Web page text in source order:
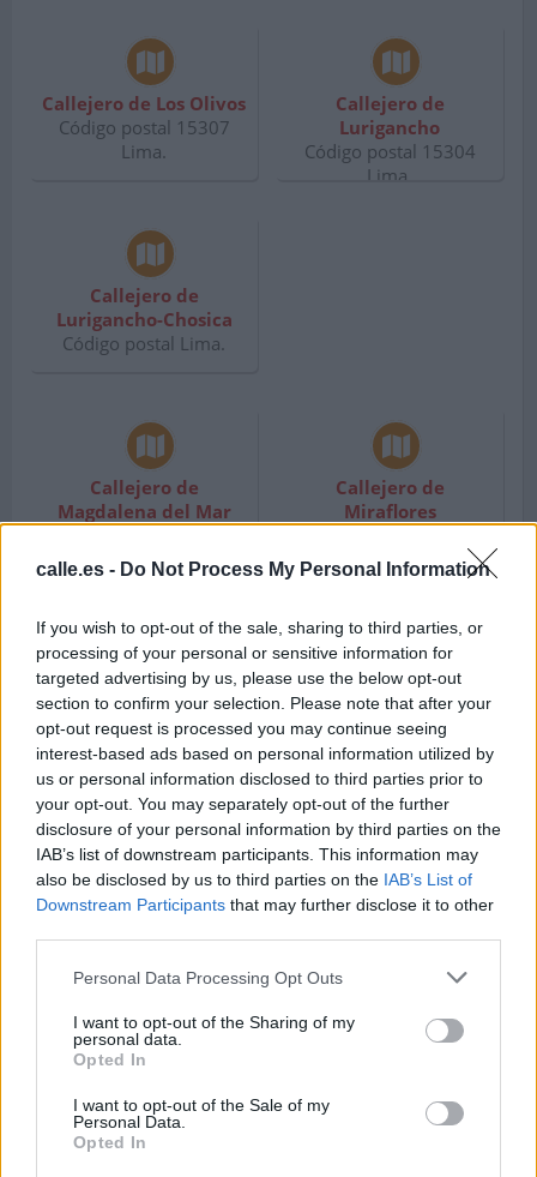
calle.es - Do Not Process My Personal Information
If you wish to opt-out of the sale, sharing to third parties, or
processing of your personal or sensitive information for
targeted advertising by us, please use the below opt-out
section to confirm your selection. Please note that after your
opt-out request is processed you may continue seeing
interest-based ads based on personal information utilized by
us or personal information disclosed to third parties prior to
your opt-out. You may separately opt-out of the further
disclosure of your personal information by third parties on the
IAB’s list of downstream participants. This information may
also be disclosed by us to third parties on the IAB’s List of
Downstream Participants that may further disclose it to other
Personal Data Processing Opt Outs
I want to opt-out of the Sharing of my
personal data.
Opted In
I want to opt-out of the Sale of my
Personal Data.
Opted In
Callejero de Los Olivos
Código postal 15307
Lima.
Callejero de
Lurigancho
Código postal 15304
Lima.
Callejero de
Lurigancho-Chosica
Código postal Lima.
Callejero de
Magdalena del Mar
Lima.
Callejero de
Miraflores
Lima.
Callejero de Pucusana
Código postal Lima.
Callejero de Pucusana
District
Código postal Lima.
Callejero de Pueblo
Libre
Lima.
Callejero de Puente
Código postal 92614
Lima.